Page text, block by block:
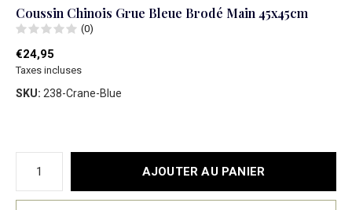
Coussin Chinois Grue Bleue Brodé Main 45x45cm
(0)
€24,95
Taxes incluses
SKU: 238-Crane-Blue
AJOUTER AU PANIER